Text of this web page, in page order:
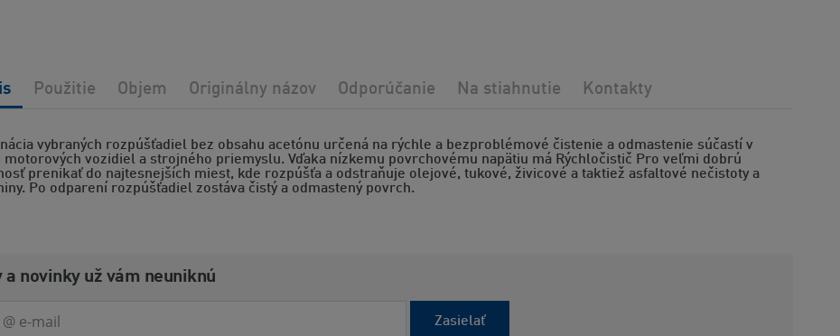
vybraných rozpúšťadiel bez obsahu acetónu určená na rýchle a bezproblémové čistenie a odmastenie súčastí v
motorových vozidiel a strojného priemyslu. Vďaka nízkemu povrchovému napätiu má Rýchločistič Pro veľmi dobrú
prenikať do najtesnejších miest, kde rozpúšťa a odstraňuje olejové, tukové, živicové a taktiež asfaltové nečistoty a
Po odparení rozpúšťadiel zostáva čistý a odmastený povrch.
Použitie Objem Originálny názov Odporúčanie Na stiahnutie Kontakty
a novinky už vám neuniknú
Zasielať